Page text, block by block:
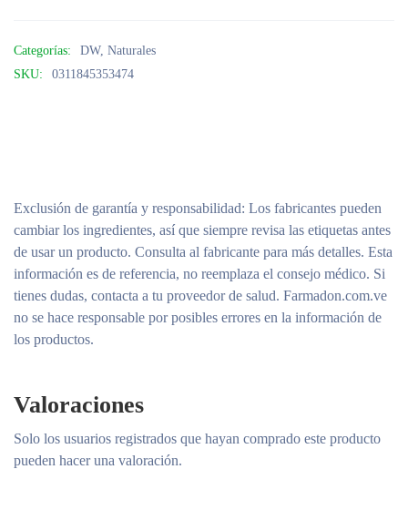
Categorías: DW, Naturales
SKU:
0311845353474
Exclusión de garantía y responsabilidad: Los fabricantes pueden
cambiar los ingredientes, así que siempre revisa las etiquetas antes
de usar un producto. Consulta al fabricante para más detalles. Esta
información es de referencia, no reemplaza el consejo médico. Si
tienes dudas, contacta a tu proveedor de salud. Farmadon.com.ve
no se hace responsable por posibles errores en la información de
los productos.
Valoraciones
Solo los usuarios registrados que hayan comprado este producto
pueden hacer una valoración.